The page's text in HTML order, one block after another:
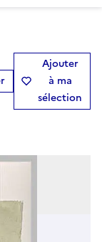
Ajouter
à ma
sélection